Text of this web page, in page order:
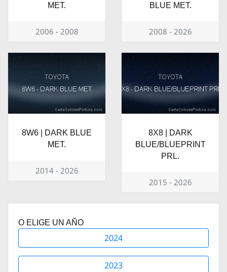
MET.
2006 - 2008
BLUE MET.
2008 - 2026
8W6 | DARK BLUE
MET.
2014 - 2026
8X8 | DARK
BLUE/BLUEPRINT
PRL.
2015 - 2026
O ELIGE UN AÑO
2024
2023